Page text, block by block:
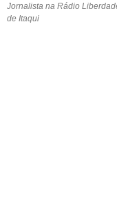
Jornalista na Rádio
de Itaqui